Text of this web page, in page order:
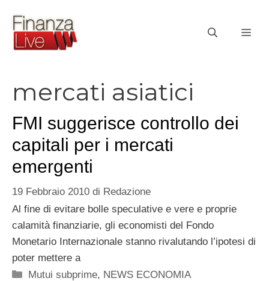
contenuto
mercati asiatici
FMI suggerisce controllo dei
capitali per i mercati
emergenti
19 Febbraio 2010 di Redazione
Al fine di evitare bolle speculative e vere e proprie
calamità finanziarie, gli economisti del Fondo
Monetario Internazionale stanno rivalutando l’ipotesi di
poter mettere a
Categorie
Mutui subprime, NEWS ECONOMIA